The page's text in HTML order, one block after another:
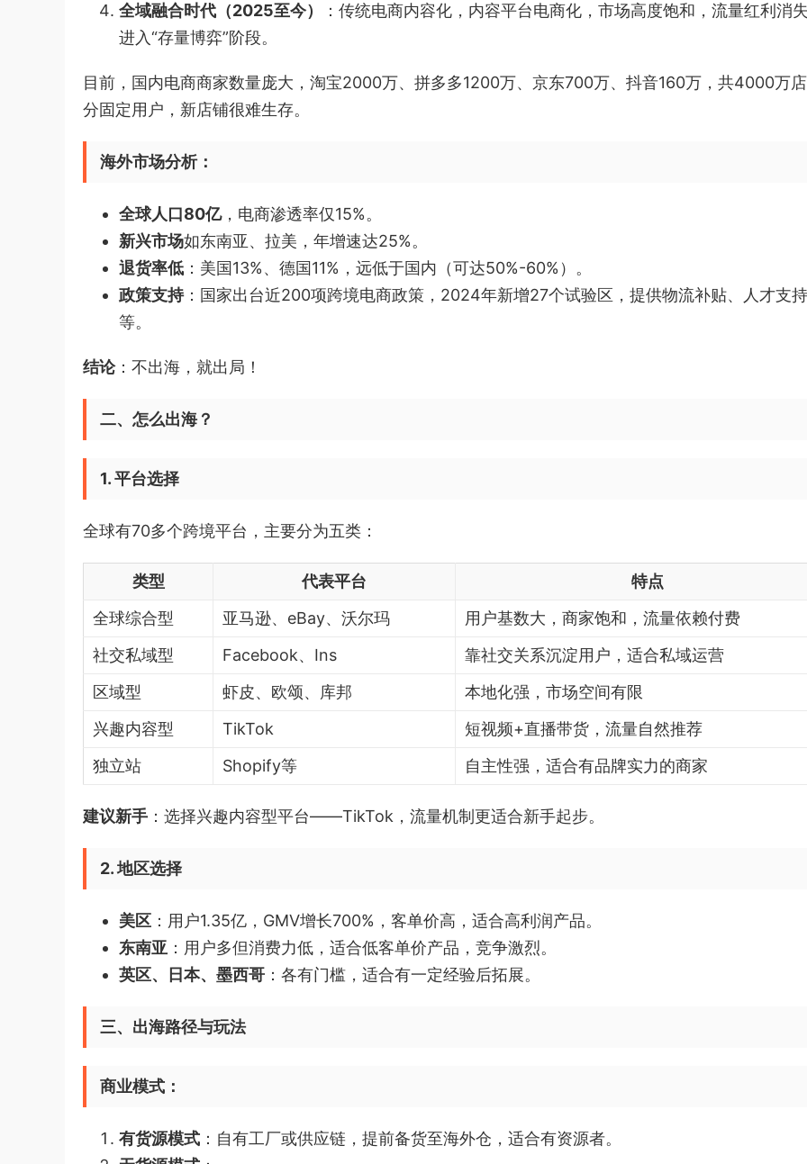
全域融合时代（2025至今）
：传统电商内容化，内容平台电商化，市场高度饱和，流量红利消
进入“存量博弈”阶段。
目前，国内电商商家数量庞大，淘宝2000万、拼多多1200万、京东700万、抖音160万，共4000万
分固定用户，新店铺很难生存。
海外市场分析：
全球人口80亿，电商渗透率仅15%。
新兴市场如东南亚、拉美，年增速达25%。
退货率低 ：美国13%、德国11%，远低于国内（可达50%-60%）。
政策支持：国家出台近200项跨境电商政策，2024年新增27个试验区，提供物流补贴、人才支持
等。
结论：不出海，就出局！
二、怎么出海？
1. 平台选择
全球有70多个跨境平台，主要分为五类：
类型 代表平台
特点
全球综合型
亚马逊、eBay、沃尔玛
用户基数大，商家饱和，流量依赖付费
社交私域型
Facebook、Ins
靠社交关系沉淀用户，适合私域运营
区域型
虾皮、欧颂、库邦
本地化强，市场空间有限
兴趣内容型
TikTok
短视频+直播带货，流量自然推荐
独立站
Shopify等 自主性强，适合有品牌实力的商家
建议新手 ：选择兴趣内容型平台——TikTok，流量机制更适合新手起步。
2. 地区选择
美区 ：用户1.35亿，GMV增长700%，客单价高，适合高利润产品。
东南亚 ：用户多但消费力低，适合低客单价产品，竞争激烈。
英区、日本、墨西哥 ：各有门槛，适合有一定经验后拓展。
三、出海路径与玩法
商业模式：
有货源模式 ：自有工厂或供应链，提前备货至海外仓，适合有资源者。